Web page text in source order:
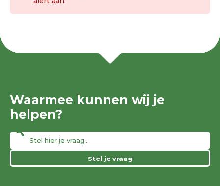
Waarmee kunnen wij je
helpen?
Stel je vraag